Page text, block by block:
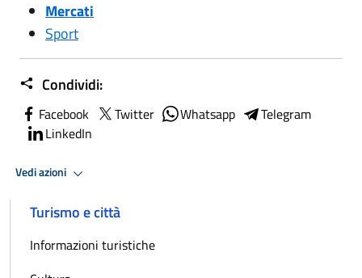
Mercati
Sport
Condividi:
Facebook Twitter Whatsapp
Telegram
LinkedIn
Vedi azioni
Turismo e città
Informazioni turistiche